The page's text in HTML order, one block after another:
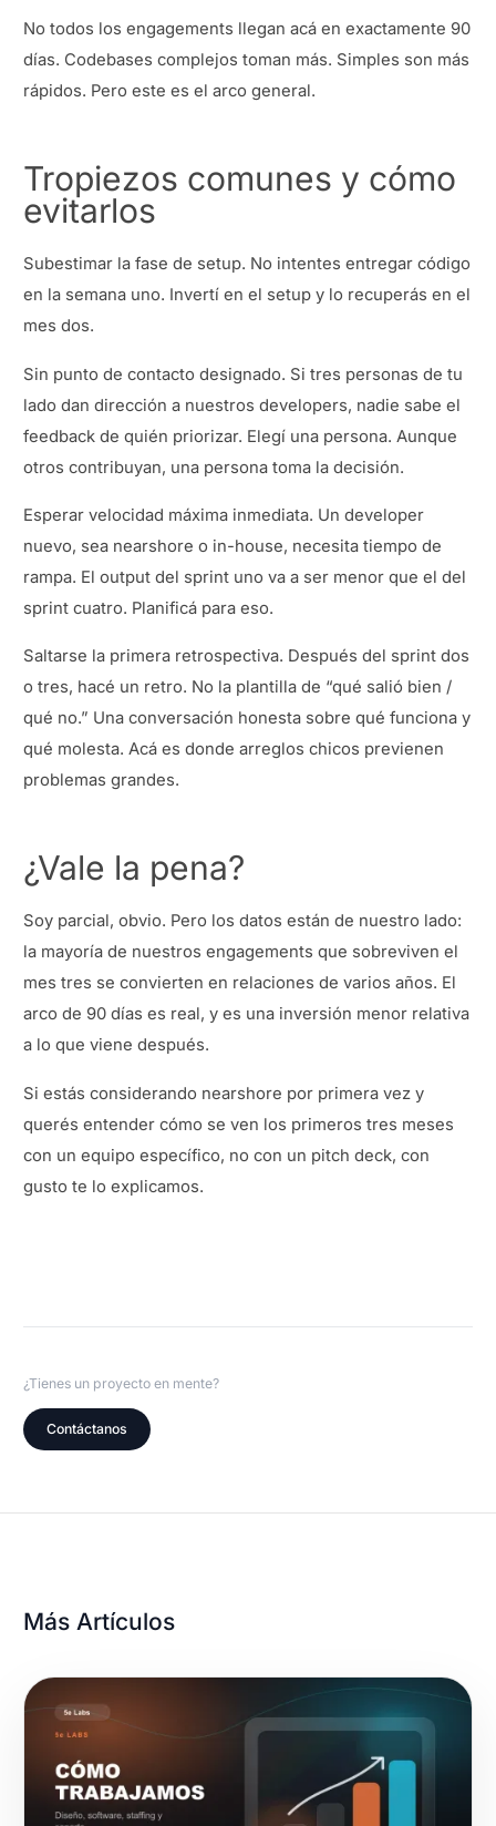
No todos los engagements llegan acá en exactamente 90
días. Codebases complejos toman más. Simples son más
rápidos. Pero este es el arco general.
Tropiezos comunes y cómo
evitarlos
Subestimar la fase de setup. No intentes entregar código
en la semana uno. Invertí en el setup y lo recuperás en el
mes dos.
Sin punto de contacto designado. Si tres personas de tu
lado dan dirección a nuestros developers, nadie sabe el
feedback de quién priorizar. Elegí una persona. Aunque
otros contribuyan, una persona toma la decisión.
Esperar velocidad máxima inmediata. Un developer
nuevo, sea nearshore o in-house, necesita tiempo de
rampa. El output del sprint uno va a ser menor que el del
sprint cuatro. Planificá para eso.
Saltarse la primera retrospectiva. Después del sprint dos
o tres, hacé un retro. No la plantilla de “qué salió bien /
qué no.” Una conversación honesta sobre qué funciona y
qué molesta. Acá es donde arreglos chicos previenen
problemas grandes.
¿Vale la pena?
Soy parcial, obvio. Pero los datos están de nuestro lado:
la mayoría de nuestros engagements que sobreviven el
mes tres se convierten en relaciones de varios años. El
arco de 90 días es real, y es una inversión menor relativa
a lo que viene después.
Si estás considerando nearshore por primera vez y
querés entender cómo se ven los primeros tres meses
con un equipo específico, no con un pitch deck, con
gusto te lo explicamos.
¿Tienes un proyecto en mente?
Contáctanos
Más Artículos